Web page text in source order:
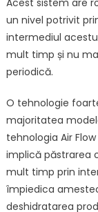
Acest sistem are
un nivel potrivit
intermediul
mult timp și nu
periodică.
O tehnologie
majoritatea
tehnologia Air
implică păstrarea
mult timp prin
împiedica
deshidratarea